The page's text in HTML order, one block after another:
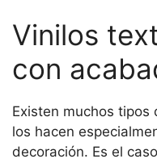
Vinilos
con
Existen muchos
los hacen
decoración. Es el